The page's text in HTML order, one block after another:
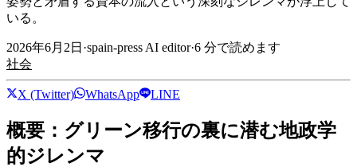
いる。
2026年6月2日 ·spain-press AI editor·6 分で読めます
社会
X (Twitter) WhatsApp LINE
概要：グリーン移行の裏に潜む地政学
的ジレンマ